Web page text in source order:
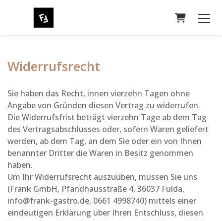
Widerrufsrecht
Sie haben das Recht, innen vierzehn Tagen ohne
Angabe von Gründen diesen Vertrag zu widerrufen.
Die Widerrufsfrist beträgt vierzehn Tage ab dem Tag
des Vertragsabschlusses oder, sofern Waren geliefert
werden, ab dem Tag, an dem Sie oder ein von Ihnen
benannter Dritter die Waren in Besitz genommen
haben.
Um Ihr Widerrufsrecht auszuüben, müssen Sie uns
(Frank GmbH, Pfandhausstraße 4, 36037 Fulda,
info@frank-gastro.de, 0661 4998740) mittels einer
eindeutigen Erklärung über Ihren Entschluss, diesen